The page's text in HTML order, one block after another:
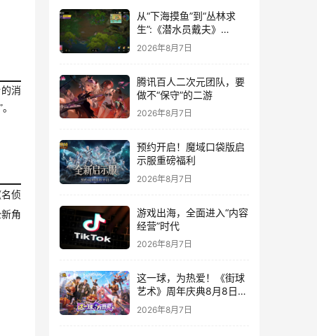
消
侦
角
从“下海摸鱼”到“丛林求
生”:《潜水员戴夫》
DLC《丛林》移动端定档
8月14日
2026年8月7日
腾讯百人二次元团队，要
做不“保守”的二游
2026年8月7日
预约开启！魔域口袋版启
示服重磅福利
2026年8月7日
游戏出海，全面进入“内容
经营”时代
2026年8月7日
这一球，为热爱！《街球
艺术》周年庆典8月8日正
式上线，多重福利与全新
内容同步开启
2026年8月7日